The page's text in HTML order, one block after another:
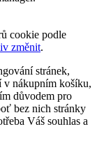
cookie podle
změnit.
stránek,
v nákupním košíku,
důvodem pro
bez nich stránky
Váš souhlas a